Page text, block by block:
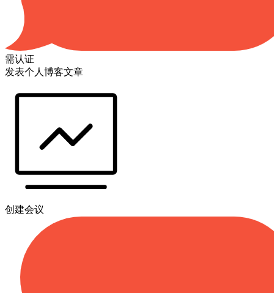
需认证
发表个人博客文章
创建会议